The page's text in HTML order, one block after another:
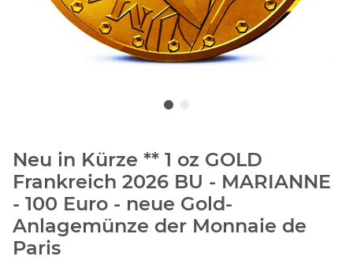
Neu in Kürze ** 1 oz GOLD
Frankreich 2026 BU - MARIANNE
- 100 Euro - neue Gold-
Anlagemünze der Monnaie de
Paris